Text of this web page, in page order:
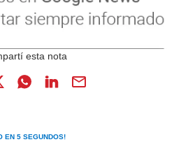
EN 5 SEGUNDOS!